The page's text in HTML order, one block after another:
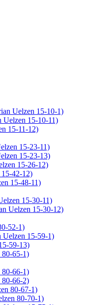
Uelzen 15-10-1)
15-10-11)
15-11-12)
15-23-11)
15-23-13)
15-26-12)
42-12)
15-48-11)
15-30-11)
Uelzen 15-30-12)
52-1)
15-59-1)
59-13)
65-1)
66-1)
66-2)
80-67-1)
80-70-1)